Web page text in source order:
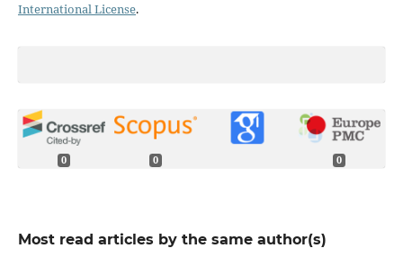
International License.
0 0 0
Most read articles by the same author(s)